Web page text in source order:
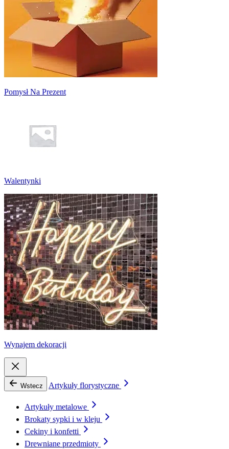
Pomysł Na Prezent
Walentynki
Wynajem dekoracji
Wstecz Artykuły florystyczne
Artykuły metalowe
Brokaty sypki i w kleju
Cekiny i konfetti
Drewniane przedmioty